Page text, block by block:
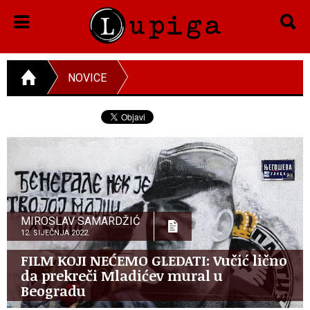
NOVICE
MIROSLAV SAMARDŽIĆ
12. SIJEČNJA 2022.
FILM KOJI NEĆEMO GLEDATI: Vučić lično
da prekreči Mladićev mural u
Beogradu